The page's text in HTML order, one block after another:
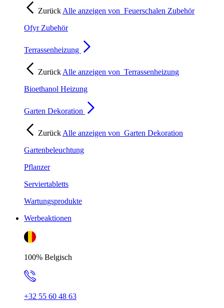
Zurück Alle anzeigen von Feuerschalen Zubehör
Ofyr Zubehör
Terrassenheizung
Zurück Alle anzeigen von Terrassenheizung
Bioethanol Heizung
Garten Dekoration
Zurück Alle anzeigen von Garten Dekoration
Gartenbeleuchtung
Pflanzer
Serviertabletts
Wartungsprodukte
Werbeaktionen
100% Belgisch
+32 55 60 48 63